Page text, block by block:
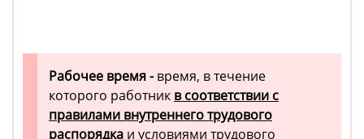
Рабочее время -время, в течение
которого работник в соответствии с
правилами внутреннего трудового
распорядка и условиями трудового